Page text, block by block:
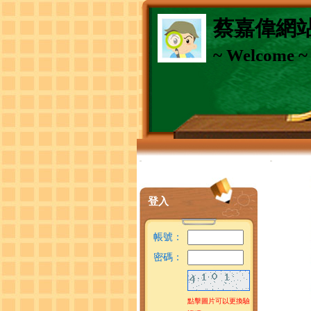
蔡嘉偉網
~ Welcome ~
:::
登入
帳號：
密碼：
點擊圖片可以更換驗
:::